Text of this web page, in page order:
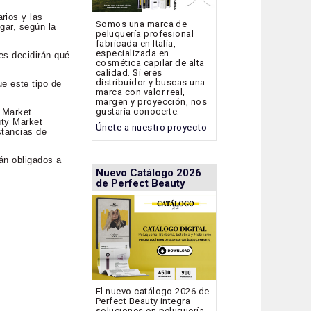
y las
según la
decidirán qué
este tipo de
Market
de
obligados a
Somos una marca de
peluquería profesional
fabricada en Italia,
especializada en
cosmética capilar de alta
calidad. Si eres
distribuidor y buscas una
marca con valor real,
margen y proyección, nos
gustaría conocerte.
Únete a nuestro proyecto
Nuevo Catálogo 2026
de Perfect Beauty
El nuevo catálogo 2026 de
Perfect Beauty integra